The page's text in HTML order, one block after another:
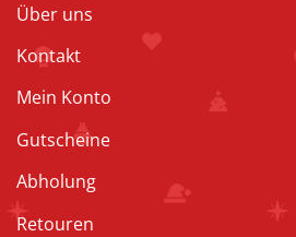
Über uns
Kontakt
Mein Konto
Gutscheine
Abholung
Retouren